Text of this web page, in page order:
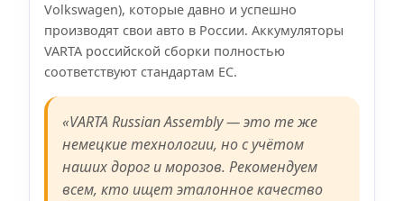
Volkswagen), которые давно и успешно
производят свои авто в России. Аккумуляторы
VARTA российской сборки полностью
соответствуют стандартам ЕС.
«VARTA Russian Assembly — это те же
немецкие технологии, но с учётом
наших дорог и морозов. Рекомендуем
всем, кто ищет эталонное качество